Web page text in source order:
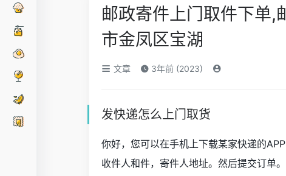
邮政寄件上门取件下单,
市金凤区宝湖
文章 3年前 (2023)
发快递怎么上门取货
你好，您可以在手机上下载某家快递的
收件人和件，寄件人地址。然后提交订单